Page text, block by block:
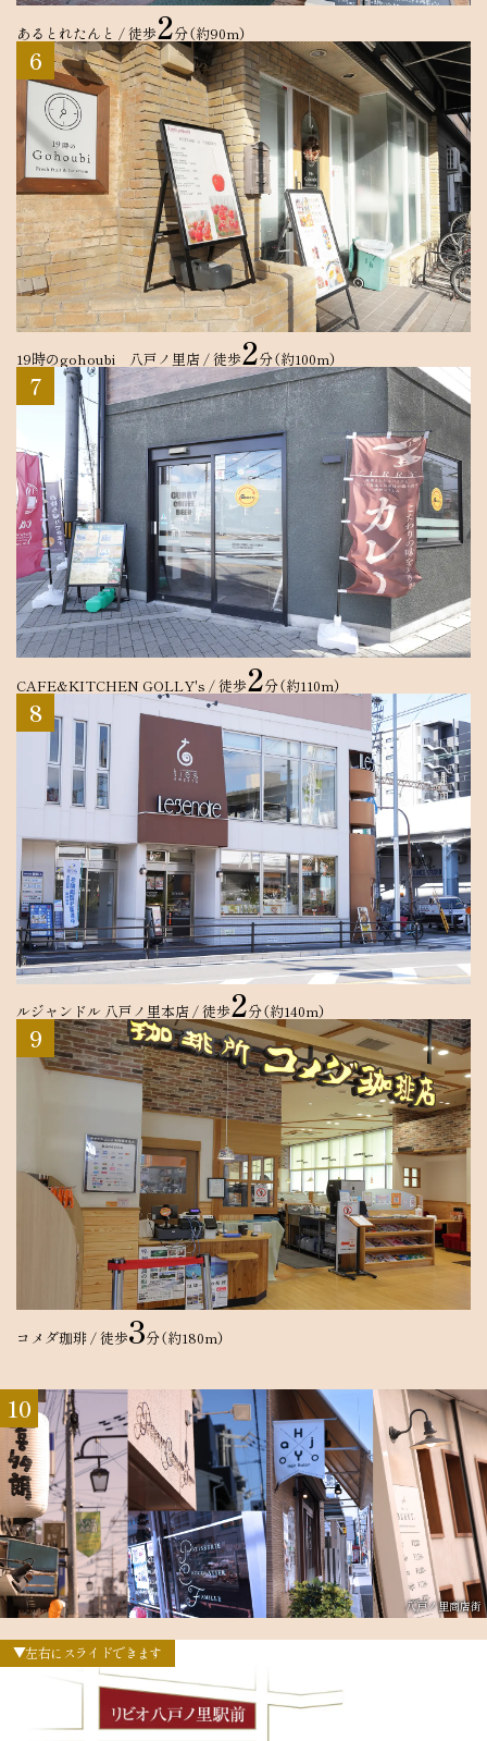
あるとれたんと / 徒歩2分（約90m）
6
19時のgohoubi 八戸ノ里店 / 徒歩2分（約100m）
7
CAFE&KITCHEN GOLLY's /徒歩2分（約110m）
8
ルジャンドル 八戸ノ里本店 / 徒歩2分（約140m）
9
コメダ珈琲 / 徒歩3分（約180m）
10
八戸ノ里商店街
▼左右にスライドできます